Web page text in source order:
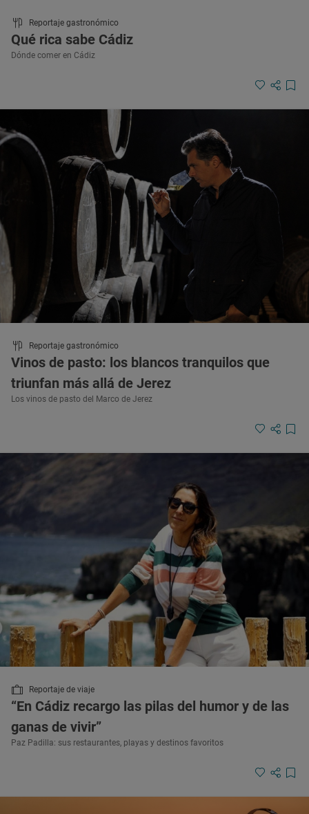
Reportaje gastronómico
Qué rica sabe Cádiz
Dónde comer en Cádiz
Reportaje gastronómico
Vinos de pasto: los blancos tranquilos que
triunfan más allá de Jerez
Los vinos de pasto del Marco de Jerez
Reportaje de viaje
“En Cádiz recargo las pilas del humor y de las
ganas de vivir”
Paz Padilla: sus restaurantes, playas y destinos favoritos